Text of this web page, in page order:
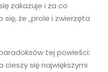
zakazuje i za co
się, że „prole i zwierzęta
tej powieści:
cieszy się największymi